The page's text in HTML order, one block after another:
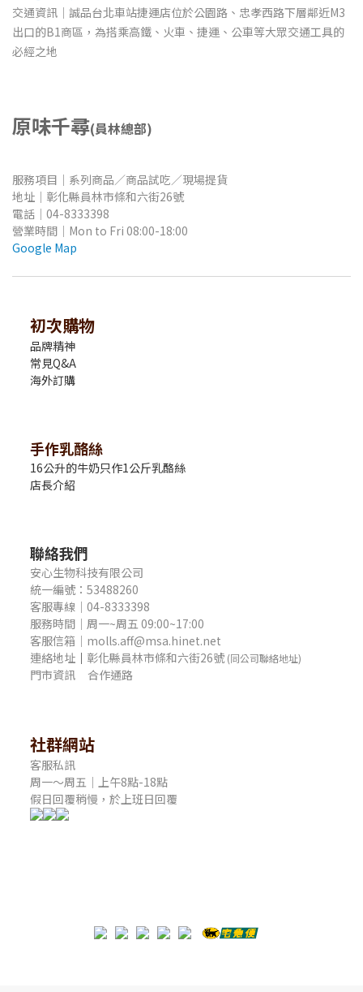
交通資訊｜誠品台北車站捷運店位於公園路、忠孝西路下層鄰近M3
出口的B1商區，為搭乘高鐵、火車、捷運、公車等大眾交通工具的
必經之地
原味千尋(員林總部)
服務項目｜系列商品／商品試吃／現場提貨
地址 ｜ ​彰化縣員林市條和六街26號
電話｜04-8333398
營業時間 ｜Mon to Fri 08:00-18:00
Google Map
初次購物
品牌精神
常見Q&A
海外訂購
手作乳酪絲
16公升的牛奶只作1公斤乳酪絲
店長介紹
聯絡我們
安心生物科技有限公司
統一編號：53488260
客服專線｜04-8333398
服務時間｜周一~周五 09:00~17:00
客服信箱｜molls.aff@msa.hinet.net
連絡地址 ｜ 彰化縣員林市條和六街26號 (同公司聯絡地址)
門市資訊 合作通路
社群網站
客服私訊
周一～周五｜上午8點-18點
假日回覆稍慢，於上班日回覆